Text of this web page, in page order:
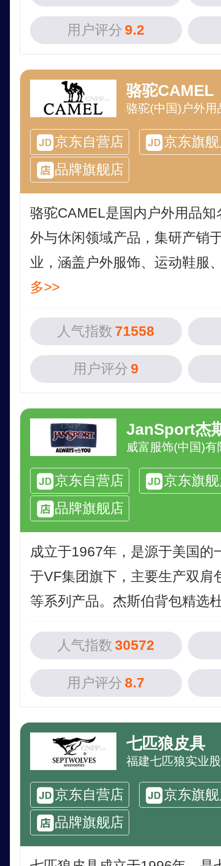
用户评分 9.2
骆驼CAMEL
骆驼(中国)户外用
京东自营店
京东旗
品牌旗舰店
骆驼CAMEL是国内户外用品
外与休闲领域产品，集研产销
业，涵盖户外服饰、运动鞋服
多>>
人气指数 71558
用户评分 9
JanSport杰
威富服饰(中国)有
京东自营店
京东旗
品牌旗舰店
成立于1967年，是源于美国的
于VF集团旗下，主要生产双肩
等系列产品。杰斯伯背包精选
人气指数 30572
用户评分 8.7
七匹狼皮具
福建七匹狼实业
京东自营店
京东旗
品牌旗舰店